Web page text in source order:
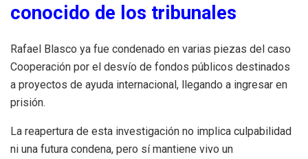
conocido de los tribunales
Rafael Blasco ya fue condenado en varias piezas del caso
Cooperación por el desvío de fondos públicos destinados
a proyectos de ayuda internacional, llegando a ingresar en
prisión.
La reapertura de esta investigación no implica culpabilidad
ni una futura condena, pero sí mantiene vivo un